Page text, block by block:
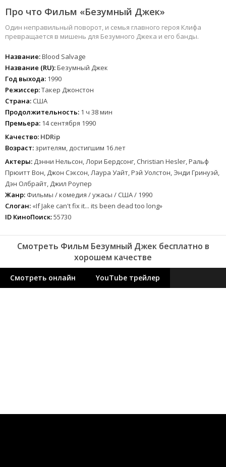
Про что Фильм «Безумный Джек»
Один неправильный поворот, и семья главного героя Клифа
превращается в мишень для Безумного Джека и его банды.
Название:Blood Salvage
Название (RU):Безумный Джек
Год выхода: 1990
Режиссер:Такер Джонстон
Страна: США
Продолжительность: 1 ч 38 мин
Премьера: 14 сентября 1990
Качество: HDRip
Возраст: зрителям, достигшим 16 лет
Актеры: Дэнни Нельсон, Лори Бердсонг, Christian Hesler, Ральф
Прюитт Вон, Джон Сэксон, Лаура Уайт, Рэй Уолстон, Энди Гринуэй,
Дэн Олбрайт, Джил Роупер
Жанр: Фильмы / комедия / ужасы / США / 1990
Слоган: «If Jake can't fix it... its been dead too long»
ID КиноПоиск:55730
Смотреть Фильм Безумный Джек бесплатно в
хорошем качестве
Смотреть онлайн YouTube трейлер